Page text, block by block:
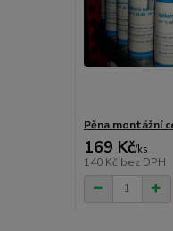
Pěna montážní
169 Kč/ks
140 Kč bez DPH